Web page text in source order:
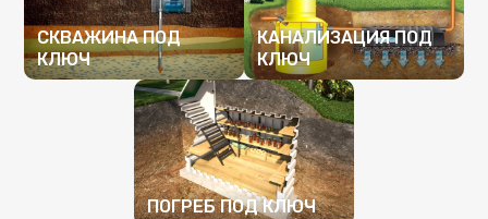
СКВАЖИНА ПОД
КЛЮЧ
ПОДРОБНЕЕ
КАНАЛИЗАЦИЯ ПОД
КЛЮЧ
ПОДРОБНЕЕ
ПОГРЕБ ПОД КЛЮЧ